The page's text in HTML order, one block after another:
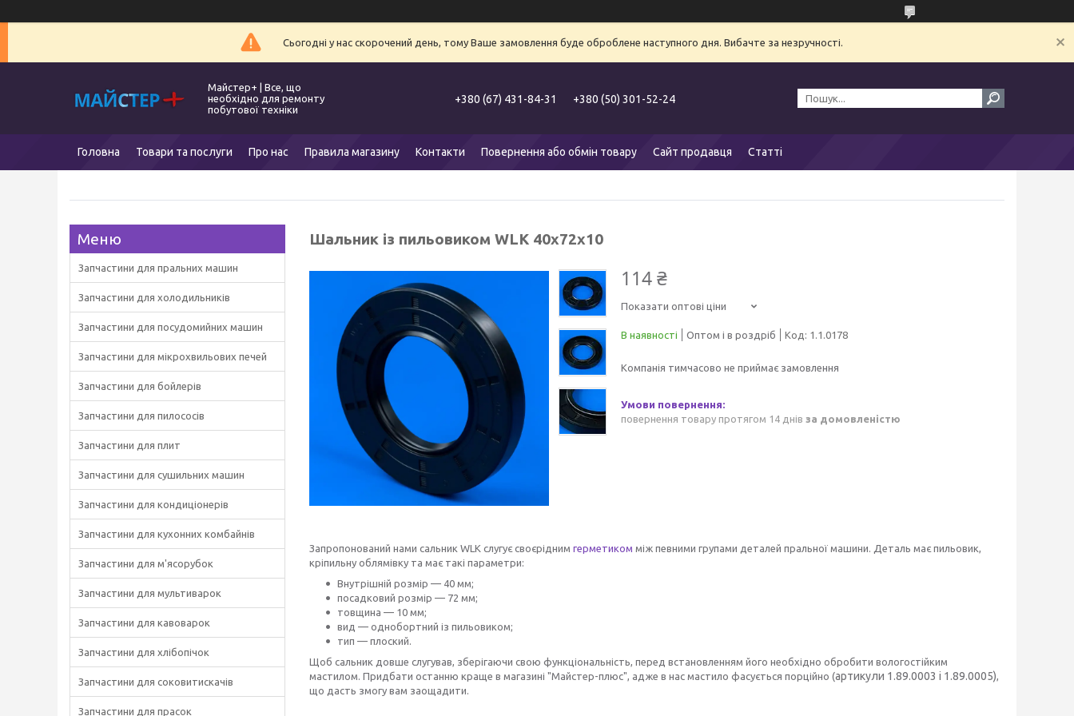
Сьогодні у нас скорочений день, тому Ваше замовлення буде оброблене наступного дня. Вибачте за незручності.
Майстер+ | Все, що
необхідно для ремонту
побутової техніки
+380 (67) 431-84-31 +380 (50) 301-52-24
Головна Товари та послуги Про нас Правила магазину Контакти Повернення або обмін товару Сайт продавця Статті
Шальник із пильовиком WLK 40х72х10
114 ₴
Показати оптові ціни
В наявності Оптом і в роздріб Код: 1.1.0178
Компанія тимчасово не приймає замовлення
повернення товару протягом 14 днів за домовленістю
Запропонований нами сальник WLK слугує своєрідним герметиком між певними групами деталей пральної машини. Деталь має пильовик,
кріпильну облямівку та має такі параметри:
Внутрішній розмір — 40 мм;
посадковий розмір — 72 мм;
товщина — 10 мм;
вид — однобортний із пильовиком;
тип — плоский.
Щоб сальник довше слугував, зберігаючи свою функціональність, перед встановленням його необхідно обробити вологостійким
мастилом. Придбати останню краще в магазині "Майстер-плюс", адже в нас мастило фасується порційно (артикули 1.89.0003 і 1.89.0005),
що дасть змогу вам заощадити.
Запчастини для пральних машин
Запчастини для холодильників
Запчастини для посудомийних машин
Запчастини для мікрохвильових печей
Запчастини для бойлерів
Запчастини для пилососів
Запчастини для плит
Запчастини для сушильних машин
Запчастини для кондиціонерів
Запчастини для кухонних комбайнів
Запчастини для м'ясорубок
Запчастини для мультиварок
Запчастини для кавоварок
Запчастини для хлібопічок
Запчастини для соковитискачів
Запчастини для прасок